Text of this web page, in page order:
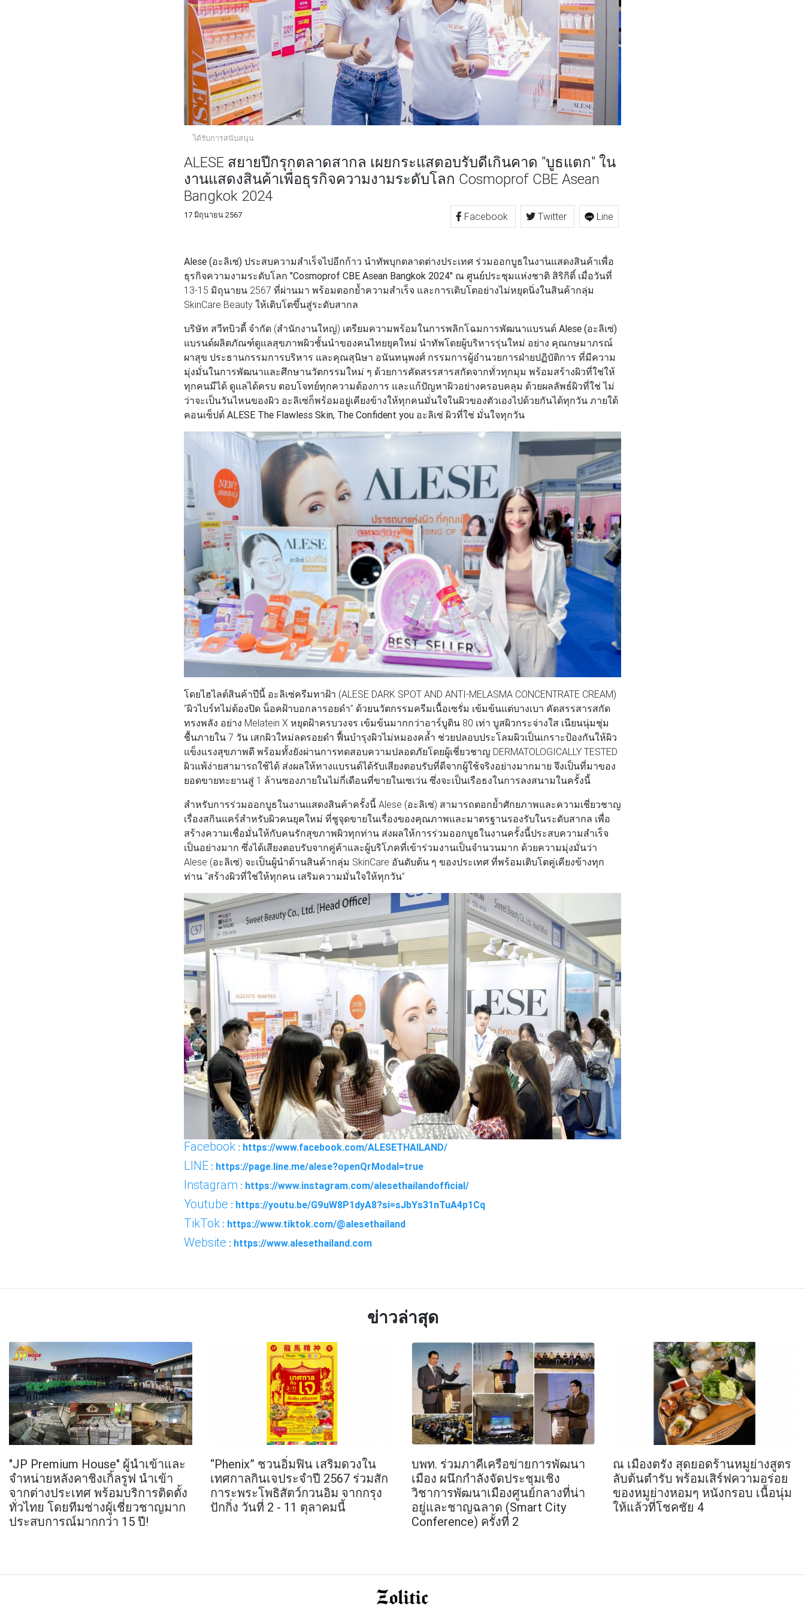
ได้รับการสนับสนุน
ALESE สยายปีกรุกตลาดสากล เผยกระแสตอบรับดีเกินคาด "บูธแตก" ใน
งานแสดงสินค้าเพื่อธุรกิจความงามระดับโลก Cosmoprof CBE Asean
Bangkok 2024
17 มิถุนายน 2567 Facebook Twitter
Line
Alese (อะลิเซ่) ประสบความสำเร็จไปอีกก้าว นำทัพบุกตลาดต่างประเทศ ร่วมออกบูธในงานแสดงสินค้าเพื่อ
ธุรกิจความงามระดับโลก "Cosmoprof CBE Asean Bangkok 2024" ณ ศูนย์ประชุมแห่งชาติ สิริกิติ์ เมื่อวันที่
13-15 มิถุนายน 2567 ที่ผ่านมา พร้อมตอกย้ำความสำเร็จ และการเติบโตอย่างไม่หยุดนิ่งในสินค้ากลุ่ม
SkinCare Beauty ให้เติบโตขึ้นสู่ระดับสากล
บริษัท สวีทบิวตี้ จำกัด (สำนักงานใหญ่) เตรียมความพร้อมในการพลิกโฉมการพัฒนาแบรนด์ Alese (อะลิเซ่)
แบรนด์ผลิตภัณฑ์ดูแลสุขภาพผิวชั้นนำของคนไทยยุคใหม่ นำทัพโดยผู้บริหารรุ่นใหม่ อย่าง คุณกษมาภรณ์
ผาสุข ประธานกรรมการบริหาร และคุณสุนิษา อนันทนุพงศ์ กรรมการผู้อำนวยการฝ่ายปฏิบัติการ ที่มีความ
มุ่งมั่นในการพัฒนาและศึกษานวัตกรรมใหม่ ๆ ด้วยการคัดสรรสารสกัดจากทั่วทุกมุม พร้อมสร้างผิวที่ใช่ให้
ทุกคนมีได้ ดูแลได้ครบ ตอบโจทย์ทุกความต้องการ และแก้ปัญหาผิวอย่างครอบคลุม ด้วยผลลัพธ์ผิวที่ใช่ ไม่
ว่าจะเป็นวันไหนของผิว อะลิเซ่ก็พร้อมอยู่เคียงข้างให้ทุกคนมั่นใจในผิวของตัวเองไปด้วยกันได้ทุกวัน ภายใต้
คอนเซ็ปต์ ALESE The Flawless Skin, The Confident you อะลิเซ่ ผิวที่ใช่ มั่นใจทุกวัน
โดยไฮไลต์สินค้าปีนี้ อะลิเซ่ครีมทาฝ้า (ALESE DARK SPOT AND ANTI-MELASMA CONCENTRATE CREAM)
“ผิวไบร์ทไม่ต้องปิด น็อคฝ้าบอกลารอยดำ” ด้วยนวัตกรรมครีมเนื้อเซรั่ม เข้มข้นแต่บางเบา คัดสรรสารสกัด
ทรงพลัง อย่าง Melatein X หยุดฝ้าครบวงจร เข้มข้นมากกว่าอาร์บูติน 80 เท่า บูสผิวกระจ่างใส เนียนนุ่มชุ่ม
ชื้นภายใน 7 วัน เสกผิวใหม่ลดรอยดำ ฟื้นบำรุงผิวไม่หมองคล้ำ ช่วยปลอบประโลมผิวเป็นเกราะป้องกันให้ผิว
แข็งแรงสุขภาพดี พร้อมทั้งยังผ่านการทดสอบความปลอดภัยโดยผู้เชี่ยวชาญ DERMATOLOGICALLY TESTED
ผิวแพ้ง่ายสามารถใช้ได้ ส่งผลให้ทางแบรนด์ได้รับเสียงตอบรับที่ดีจากผู้ใช้จริงอย่างมากมาย จึงเป็นที่มาของ
ยอดขายทะยานสู่ 1 ล้านซองภายในไม่กี่เดือนที่ขายในเซเว่น ซึ่งจะเป็นเรือธงในการลงสนามในครั้งนี้
สำหรับการร่วมออกบูธในงานแสดงสินค้าครั้งนี้ Alese (อะลิเซ่) สามารถตอกย้ำศักยภาพและความเชี่ยวชาญ
เรื่องสกินแคร์สำหรับผิวคนยุคใหม่ ที่ชูจุดขายในเรื่องของคุณภาพและมาตรฐานรองรับในระดับสากล เพื่อ
สร้างความเชื่อมั่นให้กับคนรักสุขภาพผิวทุกท่าน ส่งผลให้การร่วมออกบูธในงานครั้งนี้ประสบความสำเร็จ
เป็นอย่างมาก ซึ่งได้เสียงตอบรับจากคู่ค้าและผู้บริโภคที่เข้าร่วมงานเป็นจำนวนมาก ด้วยความมุ่งมั่นว่า
Alese (อะลิเซ่) จะเป็นผู้นำด้านสินค้ากลุ่ม SkinCare อันดับต้น ๆ ของประเทศ ที่พร้อมเติบโตคู่เคียงข้างทุก
ท่าน “สร้างผิวที่ใช่ให้ทุกคน เสริมความมั่นใจให้ทุกวัน”
Facebook : https://www.facebook.com/ALESETHAILAND/
LINE : https://page.line.me/alese?openQrModal=true
Instagram : https://www.instagram.com/alesethailandofficial/
Youtube : https://youtu.be/G9uW8P1dyA8?si=sJbYs31nTuA4p1Cq
TikTok : https://www.tiktok.com/@alesethailand
Website : https://www.alesethailand.com
ข่าวล่าสุด
"JP Premium House" ผู้นำเข้าและ
จำหน่ายหลังคาชิงเกิ้ลรูฟ นำเข้า
จากต่างประเทศ พร้อมบริการติดตั้ง
ทั่วไทย โดยทีมช่างผู้เชี่ยวชาญมาก
ประสบการณ์มากกว่า 15 ปี!
“Phenix” ชวนอิ่มฟิน เสริมดวงใน
เทศกาลกินเจประจำปี 2567 ร่วมสัก
การะพระโพธิสัตว์กวนอิม จากกรุง
ปักกิ่ง วันที่ 2 - 11 ตุลาคมนี้
บพท. ร่วมภาคีเครือข่ายการพัฒนา
เมือง ผนึกกำลังจัดประชุมเชิง
วิชาการพัฒนาเมืองศูนย์กลางที่น่า
อยู่และชาญฉลาด (Smart City
Conference) ครั้งที่ 2
ณ เมืองตรัง สุดยอดร้านหมูย่างสูตร
ลับต้นตำรับ พร้อมเสิร์ฟความอร่อย
ของหมูย่างหอมๆ หนังกรอบ เนื้อนุ่ม
ให้แล้วที่โชคชัย 4